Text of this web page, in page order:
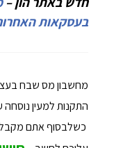
בעסקאות
מחשבון מס שבח
התקנות למעין
כשלבסוף אתם